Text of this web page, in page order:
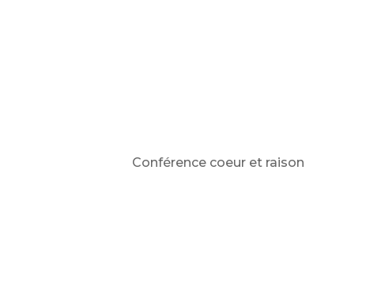
Conférence coeur et raison